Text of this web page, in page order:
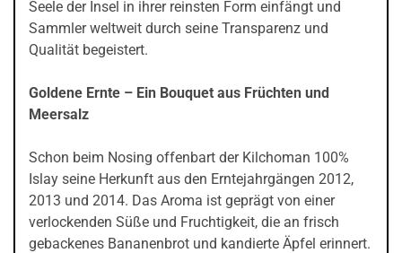
Seele der Insel in ihrer reinsten Form einfängt und
Sammler weltweit durch seine Transparenz und
Qualität begeistert.
Goldene Ernte – Ein Bouquet aus Früchten und
Meersalz
Schon beim Nosing offenbart der Kilchoman 100%
Islay seine Herkunft aus den Erntejahrgängen 2012,
2013 und 2014. Das Aroma ist geprägt von einer
verlockenden Süße und Fruchtigkeit, die an frisch
gebackenes Bananenbrot und kandierte Äpfel erinnert.